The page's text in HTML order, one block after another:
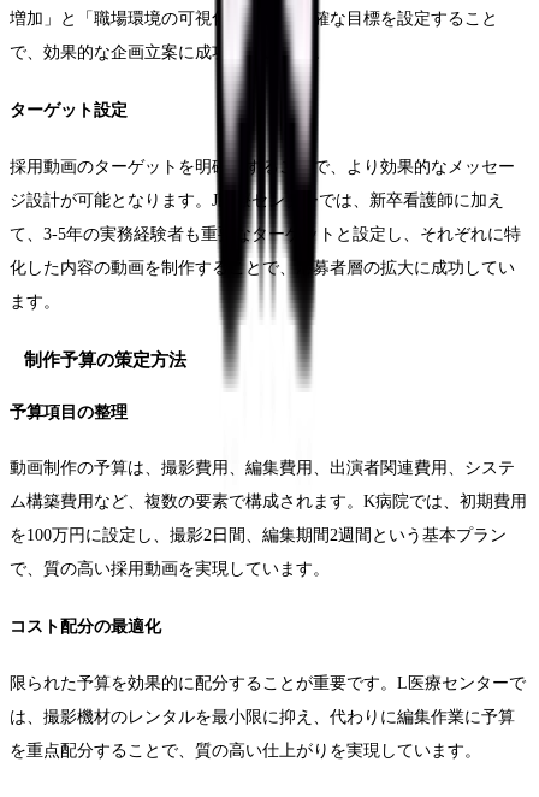
増加」と「職場環境の可視化」という明確な目標を設定すること
で、効果的な企画立案に成功しています。
ターゲット設定
採用動画のターゲットを明確にすることで、より効果的なメッセー
ジ設計が可能となります。J医療センターでは、新卒看護師に加え
て、3-5年の実務経験者も重要なターゲットと設定し、それぞれに特
化した内容の動画を制作することで、応募者層の拡大に成功してい
ます。
制作予算の策定方法
予算項目の整理
動画制作の予算は、撮影費用、編集費用、出演者関連費用、システ
ム構築費用など、複数の要素で構成されます。K病院では、初期費用
を100万円に設定し、撮影2日間、編集期間2週間という基本プラン
で、質の高い採用動画を実現しています。
コスト配分の最適化
限られた予算を効果的に配分することが重要です。L医療センターで
は、撮影機材のレンタルを最小限に抑え、代わりに編集作業に予算
を重点配分することで、質の高い仕上がりを実現しています。